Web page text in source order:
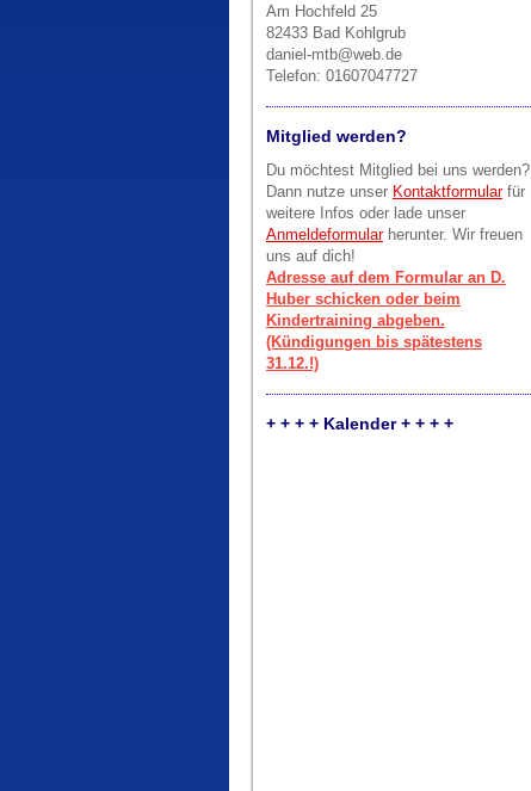
Am Hochfeld 25
82433 Bad Kohlgrub
daniel-mtb@web.de
Telefon: 01607047727
Mitglied werden?
Du möchtest Mitglied bei uns werden?
Dann nutze unser Kontaktformularfür
weitere Infos oder lade unser
Anmeldeformularherunter. Wir freuen
uns auf dich!
Adresse auf dem Formular an D.
Huber schicken oder beim
Kindertraining abgeben.
(Kündigungen bis spätestens
31.12.!)
+ + + + Kalender + + + +